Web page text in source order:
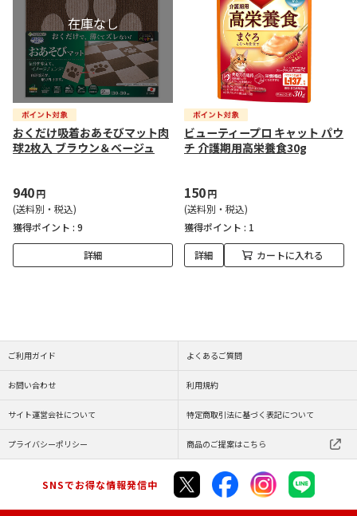
おくだけ吸着おあそびマット肉
球2枚入 ブラウン＆ベージュ
940円
(送料別・税込)
獲得ポイント : 9
詳細
ビューティープロ キャット パウ
チ 介護期用高栄養食30g
150円
(送料別・税込)
獲得ポイント : 1
詳細 カートに入れる
ご利用ガイド よくあるご質問
お問い合わせ 利用規約
サイト運営会社について 特定商取引法に基づく表記について
プライバシーポリシー 商品のご提案はこちら
SNSでお得な情報発信中